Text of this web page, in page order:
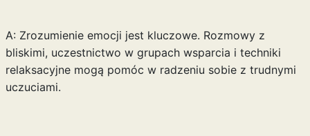
A: Zrozumienie emocji jest kluczowe. Rozmowy z
bliskimi, uczestnictwo w grupach wsparcia i techniki
relaksacyjne mogą pomóc w radzeniu sobie z trudnymi
uczuciami.